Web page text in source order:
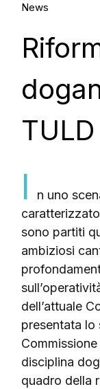
News
TULD
I
n uno
sono partiti
ambiziosi
dell’attuale
presentata lo
disciplina
quadro della